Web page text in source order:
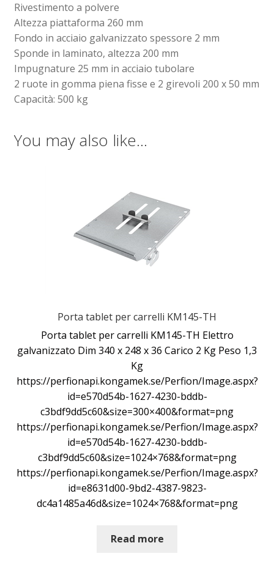
Rivestimento a polvere
Altezza piattaforma 260 mm
Fondo in acciaio galvanizzato spessore 2 mm
Sponde in laminato, altezza 200 mm
Impugnature 25 mm in acciaio tubolare
2 ruote in gomma piena fisse e 2 girevoli 200 x 50 mm
Capacità: 500 kg
You may also like…
Porta tablet per carrelli KM145-TH
Porta tablet per carrelli KM145-TH Elettro
galvanizzato Dim 340 x 248 x 36 Carico 2 Kg Peso 1,3
Kg
https://perfionapi.kongamek.se/Perfion/Image.aspx?
id=e570d54b-1627-4230-bddb-
c3bdf9dd5c60&size=300×400&format=png
https://perfionapi.kongamek.se/Perfion/Image.aspx?
id=e570d54b-1627-4230-bddb-
c3bdf9dd5c60&size=1024×768&format=png
https://perfionapi.kongamek.se/Perfion/Image.aspx?
id=e8631d00-9bd2-4387-9823-
dc4a1485a46d&size=1024×768&format=png
Read more